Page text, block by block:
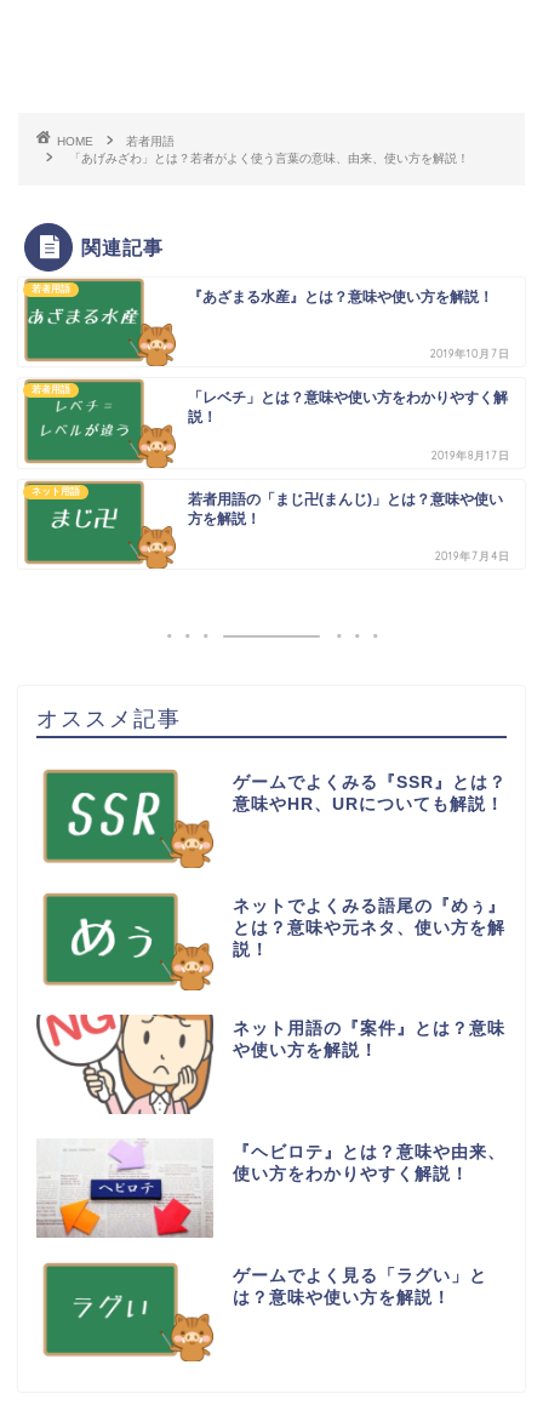
HOME
若者用語
「あげみざわ」とは？若者がよく使う言葉の意味、由来、使い方を解説！
関連記事
若者用語 『あざまる水産』とは？意味や使い方を解説！
2019年10月7日
若者用語
「レベチ」とは？意味や使い方をわかりやすく解
説！
2019年8月17日
ネット用語
若者用語の「まじ卍(まんじ)」とは？意味や使い
方を解説！
2019年7月4日
オススメ記事
ゲームでよくみる『SSR』とは？
意味やHR、URについても解説！
ネットでよくみる語尾の『めぅ』
とは？意味や元ネタ、使い方を解
説！
ネット用語の『案件』とは？意味
や使い方を解説！
『ヘビロテ』とは？意味や由来、
使い方をわかりやすく解説！
ゲームでよく見る「ラグい」と
は？意味や使い方を解説！